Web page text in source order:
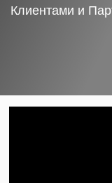
Клиентами и